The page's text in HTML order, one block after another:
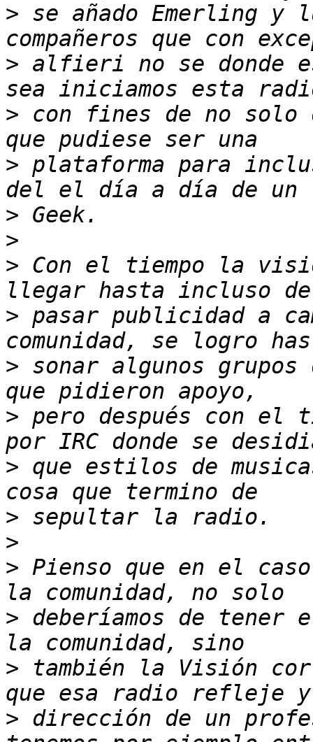
> se añado Emerling y
> alfieri no se donde
> con fines de no
> plataforma para
>
>
> Con el tiempo la
> pasar publicidad a
> sonar algunos grupos
> pero después con el
> que estilos de
>
>
> Pienso que en el
> deberíamos de tener
> también la Visión
> dirección de un